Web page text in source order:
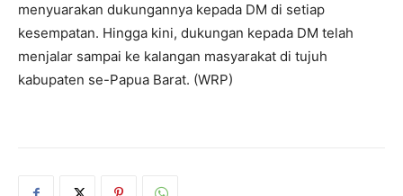
menyuarakan dukungannya kepada DM di setiap
kesempatan. Hingga kini, dukungan kepada DM telah
menjalar sampai ke kalangan masyarakat di tujuh
kabupaten se-Papua Barat. (WRP)